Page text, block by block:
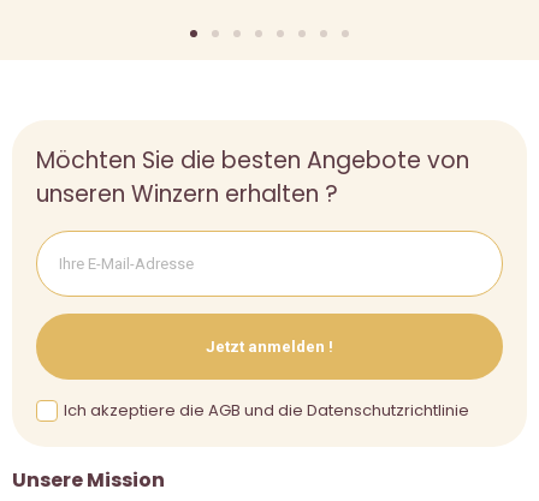
Unsere Mission
Möchten Sie die besten Angebote von
unseren Winzern erhalten ?
Jetzt anmelden !
Ich akzeptiere die AGB und die Datenschutzrichtlinie